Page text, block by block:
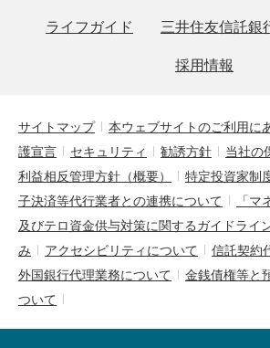
ライフガイド
三井住友信託銀
採用情報
サイトマップ 本ウェブサイトのご利用に
護宣言
セキュリティ 勧誘方針
当社の
利益相反管理方針（概要）
特定投資家制
子決済等代行業者との連携について
「
及びテロ資金供与対策に関するガイドライ
み
アクセシビリティについて
信託契約
外国銀行代理業務について
金銭債権等と
ついて